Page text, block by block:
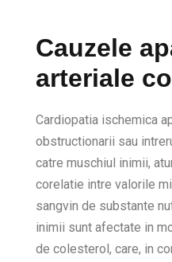
Cauzele
arteriale
Cardiopatia ischemica
obstructionarii sau
catre muschiul inimii,
corelatie intre valorile
sangvin de substante
inimii sunt afectate in
de colesterol, care, in